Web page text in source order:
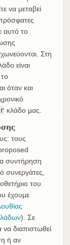
να μεταβεί
αυτό το
Στη
είναι
όταν και
κλάδο μας.
τους
συντήρηση
συνεργάτες,
του
έχουμε
). Σε
να διαπιστωθεί
ή αν